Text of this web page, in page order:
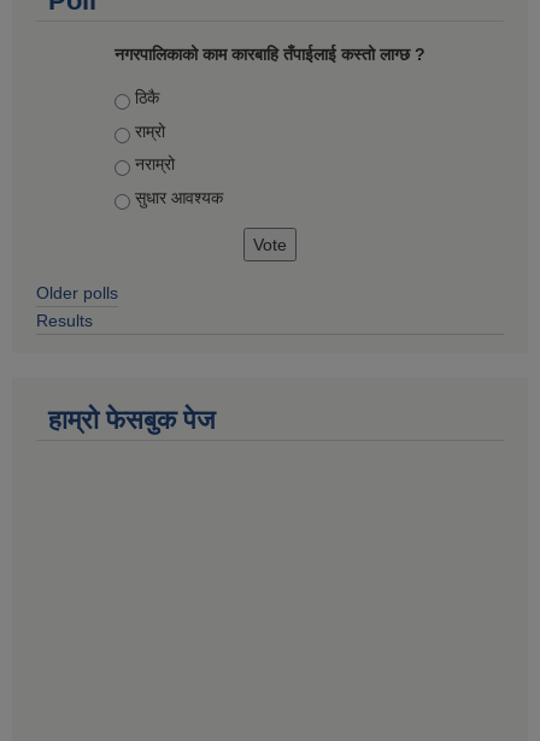
नगरपालिकाको काम कारबाहि तँपाईलाई कस्तो लाग्छ ?
Choices
ठिकै
राम्रो
नराम्रो
सुधार आवश्यक
Older polls
Results
हाम्रो फेसबुक पेज